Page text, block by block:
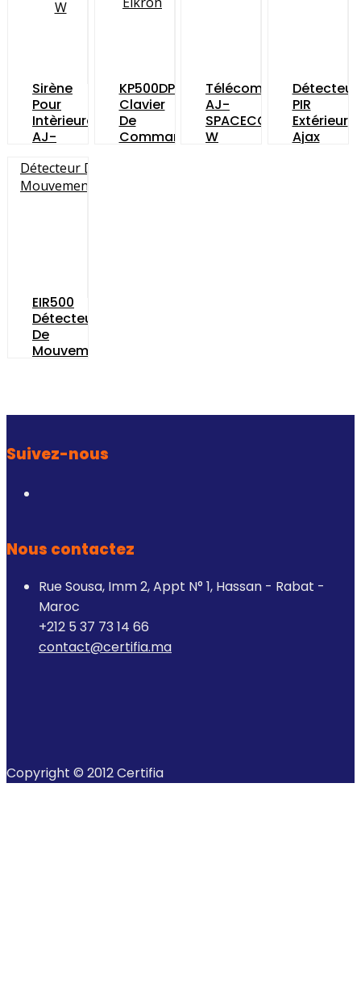
Sirène
Pour
Intèrieure
AJ-
W
KP500DP/N
Clavier
De
Commande
Télécommande
AJ-
SPACECONTROL-
W
Détecteur
PIR
Extérieur
Ajax
EIR500
Détecteur
De
Mouvement…
Suivez-nous
Nous contactez
Rue Sousa, Imm 2, Appt N° 1, Hassan - Rabat -
Maroc
+212 5 37 73 14 66
contact@certifia.ma
Copyright © 2012 Certifia